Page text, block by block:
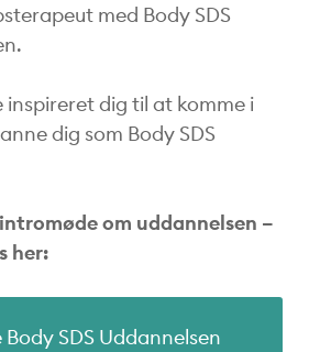
med Body SDS
dig til at komme i
dig som Body SDS
om uddannelsen –
her:
SDS Uddannelsen